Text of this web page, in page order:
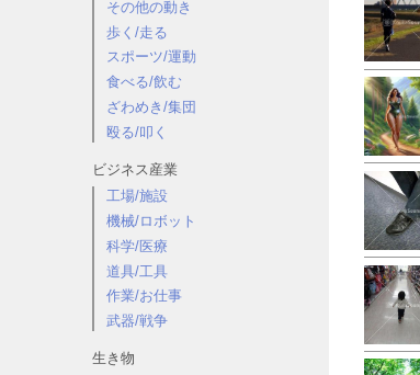
その他の動き
歩く/走る
スポーツ/運動
食べる/飲む
ざわめき/集団
殴る/叩く
ビジネス産業
工場/施設
機械/ロボット
科学/医療
道具/工具
作業/お仕事
武器/戦争
生き物